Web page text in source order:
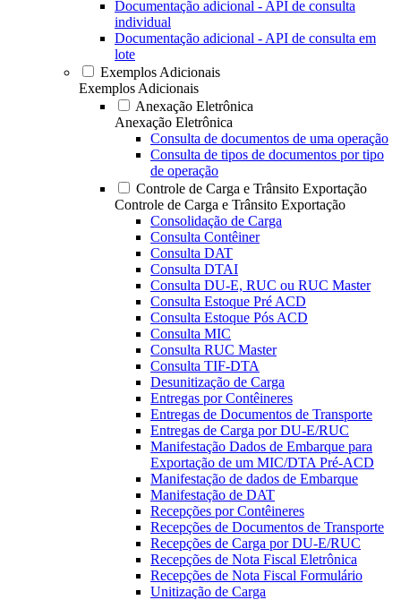
Documentação adicional - API de consulta
individual
Documentação adicional - API de consulta em
lote
Exemplos Adicionais
Exemplos Adicionais
Anexação Eletrônica
Anexação Eletrônica
Consulta de documentos de uma operação
Consulta de tipos de documentos por tipo
de operação
Controle de Carga e Trânsito Exportação
Controle de Carga e Trânsito Exportação
Consolidação de Carga
Consulta Contêiner
Consulta DAT
Consulta DTAI
Consulta DU-E, RUC ou RUC Master
Consulta Estoque Pré ACD
Consulta Estoque Pós ACD
Consulta MIC
Consulta RUC Master
Consulta TIF-DTA
Desunitização de Carga
Entregas por Contêineres
Entregas de Documentos de Transporte
Entregas de Carga por DU-E/RUC
Manifestação Dados de Embarque para
Exportação de um MIC/DTA Pré-ACD
Manifestação de dados de Embarque
Manifestação de DAT
Recepções por Contêineres
Recepções de Documentos de Transporte
Recepções de Carga por DU-E/RUC
Recepções de Nota Fiscal Eletrônica
Recepções de Nota Fiscal Formulário
Unitização de Carga